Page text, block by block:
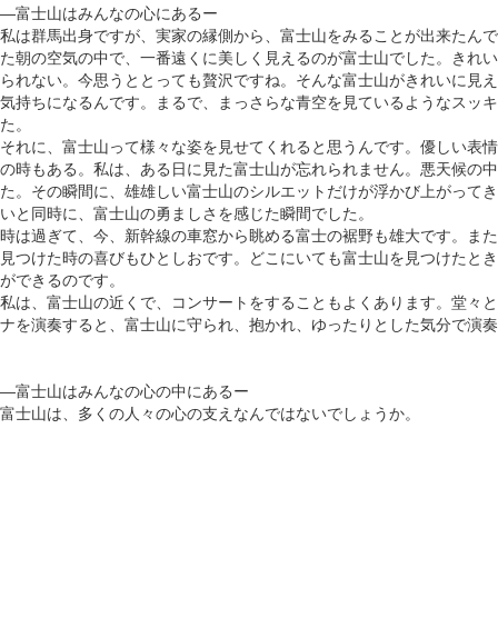
―富士山はみんなの心にあるー
私は群馬出身ですが、実家の縁側から、富士山をみることが出来たん
た朝の空気の中で、一番遠くに美しく見えるのが富士山でした。きれ
られない。今思うととっても贅沢ですね。そんな富士山がきれいに見
気持ちになるんです。まるで、まっさらな青空を見ているようなスッ
た。
それに、富士山って様々な姿を見せてくれると思うんです。優しい表
の時もある。私は、ある日に見た富士山が忘れられません。悪天候の
た。その瞬間に、雄雄しい富士山のシルエットだけが浮かび上がって
いと同時に、富士山の勇ましさを感じた瞬間でした。
時は過ぎて、今、新幹線の車窓から眺める富士の裾野も雄大です。ま
見つけた時の喜びもひとしおです。どこにいても富士山を見つけたと
ができるのです。
私は、富士山の近くで、コンサートをすることもよくあります。堂々
ナを演奏すると、富士山に守られ、抱かれ、ゆったりとした気分で演
―富士山はみんなの心の中にあるー
富士山は、多くの人々の心の支えなんではないでしょうか。